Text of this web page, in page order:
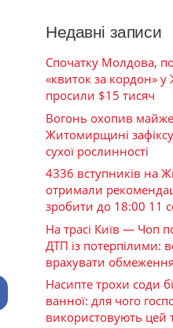
Недавні записи
Спочатку Молдова,
«квиток за кордон»
просили $15 тисяч
Вогонь охопив майже
Житомирщині
сухої рослинності
4336 вступників на
отримали
зробити до 18:00 11
На трасі Київ — Чоп
ДТП із потерпілими:
врахувати обмеження
Насипте трохи соди
ванної: для чого
використовують цей